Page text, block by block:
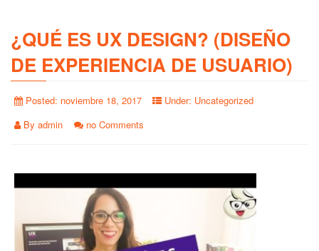
¿QUÉ ES UX DESIGN? (DISEÑO
DE EXPERIENCIA DE USUARIO)
Posted: noviembre 18, 2017 Under: Uncategorized
By admin no Comments